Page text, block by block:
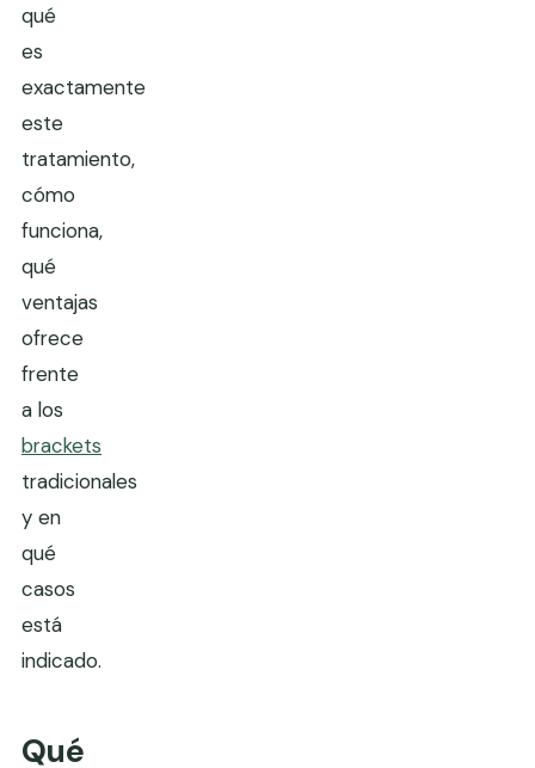
qué
es
exactamente
este
tratamiento,
cómo
funciona,
qué
ventajas
ofrece
frente
a los
brackets
tradicionales
y en
qué
casos
está
indicado.
Qué